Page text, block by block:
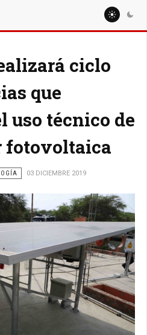
ciclo
que
uso técnico de
fotovoltaica
03 DICIEMBRE 2019